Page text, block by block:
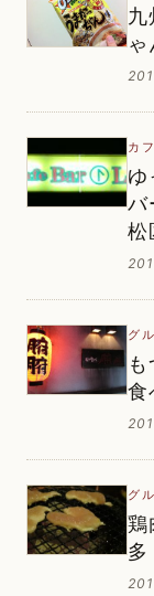
九
カ
ゆ
バ
松
グ
食
グ
鶏
多